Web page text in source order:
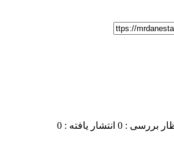
بررسی : 0 انتشار یافته : 0